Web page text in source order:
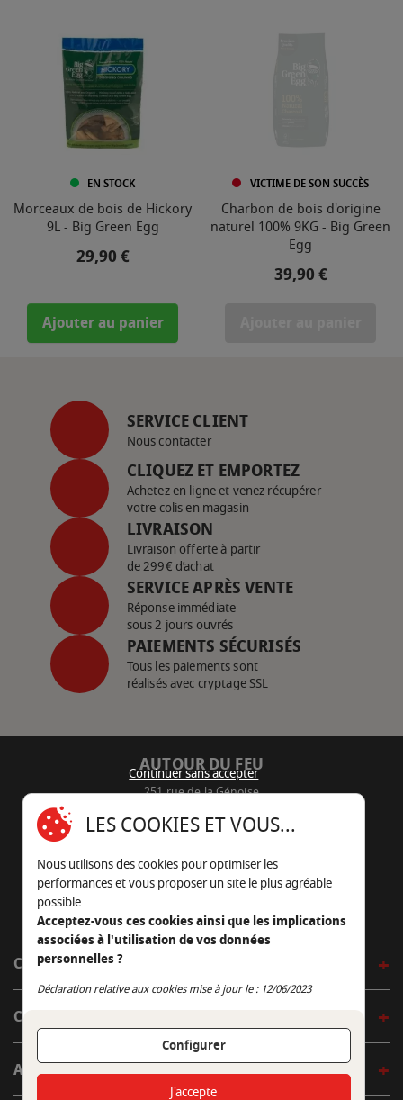
EN STOCK
Morceaux de bois de Hickory
9L - Big Green Egg
Prix
29,90 €
Ajouter au panier
VICTIME DE SON SUCCÈS
Charbon de bois d'origine
naturel 100% 9KG - Big Green
Egg
Prix
39,90 €
SERVICE CLIENT
Nous contacter
CLIQUEZ ET EMPORTEZ
Achetez en ligne et venez récupérer
votre colis en magasin
LIVRAISON
Livraison offerte à partir
de 299€ d’achat
SERVICE APRÈS VENTE
Réponse immédiate
sous 2 jours ouvrés
PAIEMENTS SÉCURISÉS
Tous les paiements sont
réalisés avec cryptage SSL
AUTOUR DU FEU
251 rue de la Génoise
05 45 22 98 09
Nous envoyer un e-mail
CÔTÉ OUTDOOR
CÔTÉ INDOOR
AUTOUR DE LA TABLE
Continuer sans accepter
LES COOKIES ET VOUS...
Nous utilisons des cookies pour optimiser les
performances et vous proposer un site le plus agréable
possible.
Acceptez-vous ces cookies ainsi que les implications
associées à l'utilisation de vos données
personnelles ?
Déclaration relative aux cookies mise à jour le : 12/06/2023
Configurer
Continuer sans accepter
J'accepte